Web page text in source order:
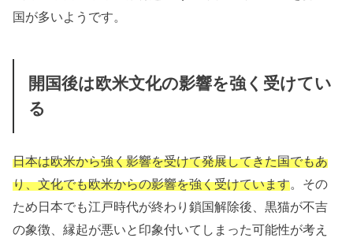
国が多いようです。
開国後は欧米文化の影響を強く受けてい
る
日本は欧米から強く影響を受けて発展してきた国でもあ
り、文化でも欧米からの影響を強く受けています。その
ため日本でも江戸時代が終わり鎖国解除後、黒猫が不吉
の象徴、縁起が悪いと印象付いてしまった可能性が考え